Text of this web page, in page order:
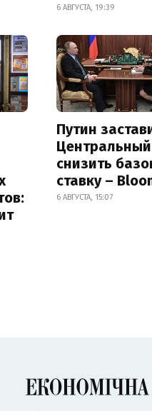
6 АВГУСТА, 19:39
Путин
снизить
ставку –
6 АВГУСТА, 15:07